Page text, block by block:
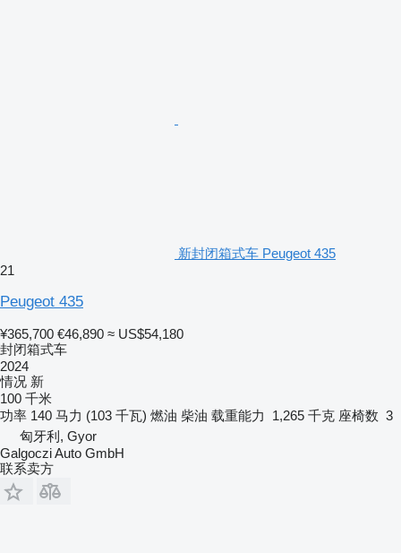
新封闭箱式车 Peugeot 435
21
Peugeot 435
¥365,700 €46,890 ≈ US$54,180
封闭箱式车
2024
情况 新
100 千米
功率 140 马力 (103 千瓦) 燃油 柴油 载重能力 1,265 千克 座椅数 3
匈牙利, Gyor
Galgoczi Auto GmbH
联系卖方